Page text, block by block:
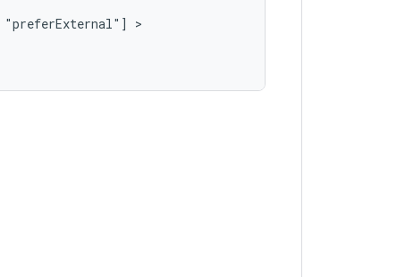
"preferExternal"]